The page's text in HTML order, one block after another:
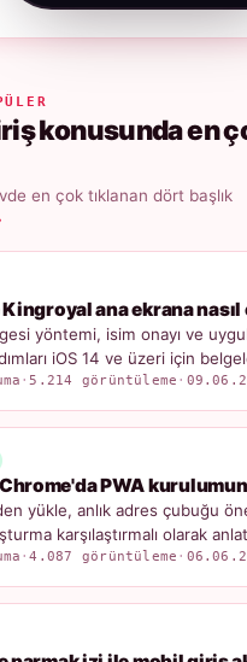
konusunda en
en çok tıklanan dört başlık
ana ekrana
yöntemi, isim onayı ve
iOS 14 ve üzeri için
·5.214 görüntüleme ·
PWA
yükle, anlık adres çubuğu
karşılaştırmalı olarak
·4.087 görüntüleme ·